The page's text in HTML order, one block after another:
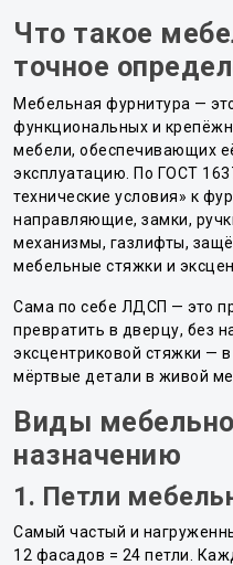
Что такое
точное
Мебельная фурнитура —
функциональных и
мебели, обеспечивающих
эксплуатацию. По ГОСТ
технические условия» к
направляющие, замки,
механизмы, газлифты,
мебельные стяжки и
Сама по себе ЛДСП — это
превратить в дверцу, без
эксцентриковой стяжки —
мёртвые детали в живой
Виды
назначению
1. Петли
Самый частый и
12 фасадов = 24 петли.